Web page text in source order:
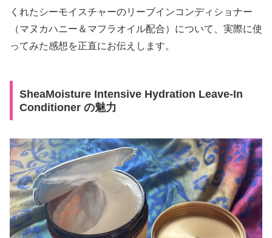
くれたシーモイスチャーのリーブインコンディショナー
（マヌカハニー＆マフラオイル配合）について、実際に使
ってみた感想を正直にお伝えします。
SheaMoisture Intensive Hydration Leave-In
Conditioner の魅力